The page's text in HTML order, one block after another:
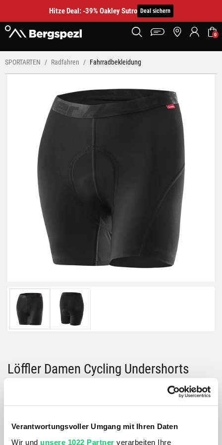
Verantwortungsvoller Umgang mit Ihren Daten
Wir und unsere 1022 Partner verarbeiten Ihre
Hitze Deal: -39% Oakley Sutro Deal sichern
0
SPORTARTEN Radfahren Fahrradbekleidung
Löffler Damen Cycling Undershorts
Größe:
GRÖSSE VARIANTE WÄHLEN